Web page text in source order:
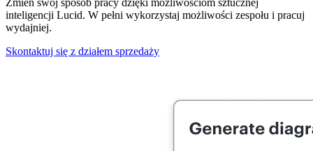
Zmień swój sposób pracy dzięki możliwościom sztucznej
inteligencji Lucid. W pełni wykorzystaj możliwości zespołu i pracuj
wydajniej.
Skontaktuj się z działem sprzedaży